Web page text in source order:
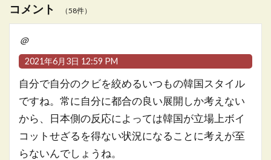
コメント （58件）
＠
2021年6月3日 12:59 PM
自分で自分のクビを絞めるいつもの韓国スタイル
ですね。常に自分に都合の良い展開しか考えない
から、日本側の反応によっては韓国が立場上ボイ
コットせざるを得ない状況になることに考えが至
らないんでしょうね。